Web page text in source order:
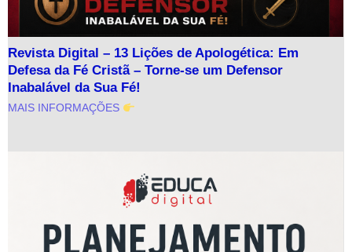
Revista Digital – 13 Lições de Apologética: Em
Defesa da Fé Cristã – Torne-se um Defensor
Inabalável da Sua Fé!
MAIS INFORMAÇÕES